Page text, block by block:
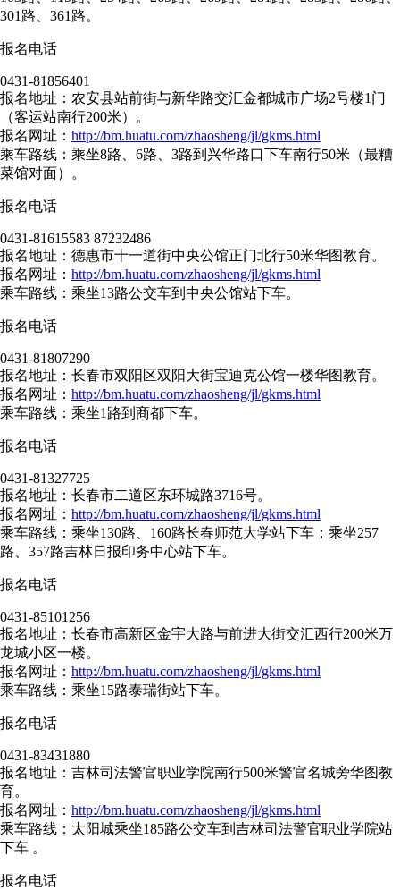
301路、361路。
报名电话
0431-81856401
报名地址：农安县站前街与新华路交汇金都城市广场2号楼1门
（客运站南行200米）。
报名网址： http://bm.huatu.com/zhaosheng/jl/gkms.html
乘车路线：乘坐8路、6路、3路到兴华路口下车南行50米（最糟
菜馆对面）。
报名电话
0431-81615583 87232486
报名地址：德惠市十一道街中央公馆正门北行50米华图教育。
报名网址： http://bm.huatu.com/zhaosheng/jl/gkms.html
乘车路线：乘坐13路公交车到中央公馆站下车。
报名电话
0431-81807290
报名地址：长春市双阳区双阳大街宝迪克公馆一楼华图教育。
报名网址： http://bm.huatu.com/zhaosheng/jl/gkms.html
乘车路线：乘坐1路到商都下车。
报名电话
0431-81327725
报名地址：长春市二道区东环城路3716号。
报名网址： http://bm.huatu.com/zhaosheng/jl/gkms.html
乘车路线：乘坐130路、160路长春师范大学站下车；乘坐257
路、357路吉林日报印务中心站下车。
报名电话
0431-85101256
报名地址：长春市高新区金宇大路与前进大街交汇西行200米万
龙城小区一楼。
报名网址： http://bm.huatu.com/zhaosheng/jl/gkms.html
乘车路线：乘坐15路泰瑞街站下车。
报名电话
0431-83431880
报名地址：吉林司法警官职业学院南行500米警官名城旁华图教
育。
报名网址： http://bm.huatu.com/zhaosheng/jl/gkms.html
乘车路线：太阳城乘坐185路公交车到吉林司法警官职业学院站
下车 。
报名电话